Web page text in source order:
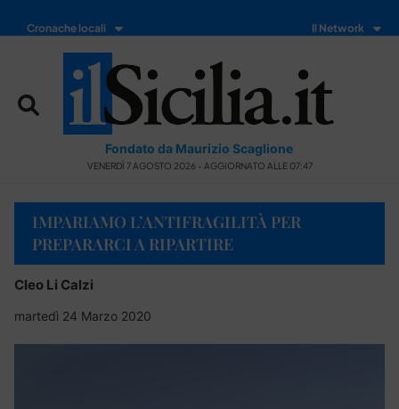
Cronache locali Il Network
Fondato da Maurizio Scaglione
VENERDÌ 7 AGOSTO 2026 - AGGIORNATO ALLE 07:47
IMPARIAMO L’ANTIFRAGILITÀ PER
PREPARARCI A RIPARTIRE
Cleo Li Calzi
martedì 24 Marzo 2020